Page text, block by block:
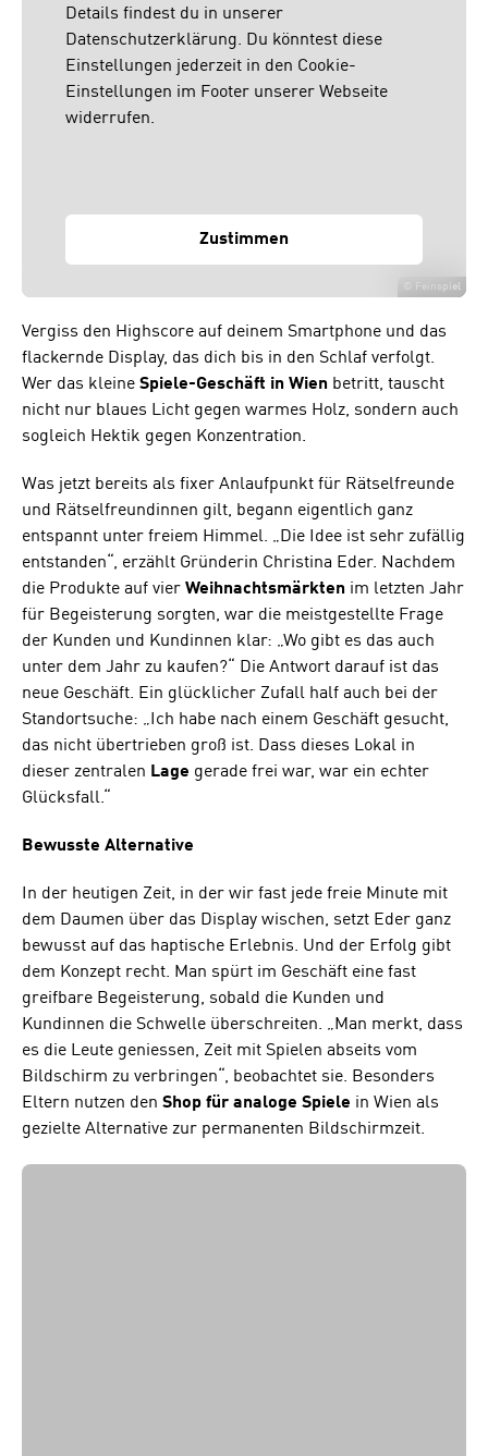
Feinspiel
Details findest du in unserer
Datenschutzerklärung. Du könntest diese
Einstellungen jederzeit in den Cookie-
Einstellungen im Footer unserer Webseite
widerrufen.
Zustimmen
Vergiss den Highscore auf deinem Smartphone und das
flackernde Display, das dich bis in den Schlaf verfolgt.
Wer das kleine Spiele-Geschäft in Wien betritt, tauscht
nicht nur blaues Licht gegen warmes Holz, sondern auch
sogleich Hektik gegen Konzentration.
Was jetzt bereits als fixer Anlaufpunkt für Rätselfreunde
und Rätselfreundinnen gilt, begann eigentlich ganz
entspannt unter freiem Himmel. „Die Idee ist sehr zufällig
entstanden“, erzählt Gründerin Christina Eder. Nachdem
die Produkte auf vier Weihnachtsmärkten im letzten Jahr
für Begeisterung sorgten, war die meistgestellte Frage
der Kunden und Kundinnen klar: „Wo gibt es das auch
unter dem Jahr zu kaufen?“ Die Antwort darauf ist das
neue Geschäft. Ein glücklicher Zufall half auch bei der
Standortsuche: „Ich habe nach einem Geschäft gesucht,
das nicht übertrieben groß ist. Dass dieses Lokal in
dieser zentralen Lage gerade frei war, war ein echter
Glücksfall.“
Bewusste Alternative
In der heutigen Zeit, in der wir fast jede freie Minute mit
dem Daumen über das Display wischen, setzt Eder ganz
bewusst auf das haptische Erlebnis. Und der Erfolg gibt
dem Konzept recht. Man spürt im Geschäft eine fast
greifbare Begeisterung, sobald die Kunden und
Kundinnen die Schwelle überschreiten. „Man merkt, dass
es die Leute geniessen, Zeit mit Spielen abseits vom
Bildschirm zu verbringen“, beobachtet sie. Besonders
Eltern nutzen den Shop für analoge Spiele in Wien als
gezielte Alternative zur permanenten Bildschirmzeit.